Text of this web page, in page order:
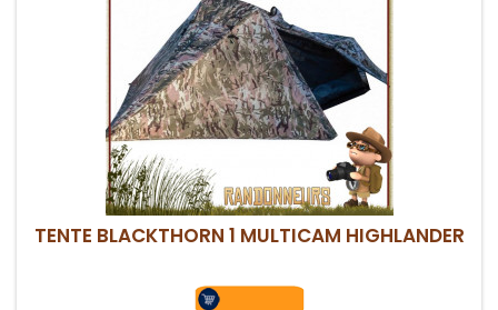
TENTE BLACKTHORN 1 MULTICAM HIGHLANDER